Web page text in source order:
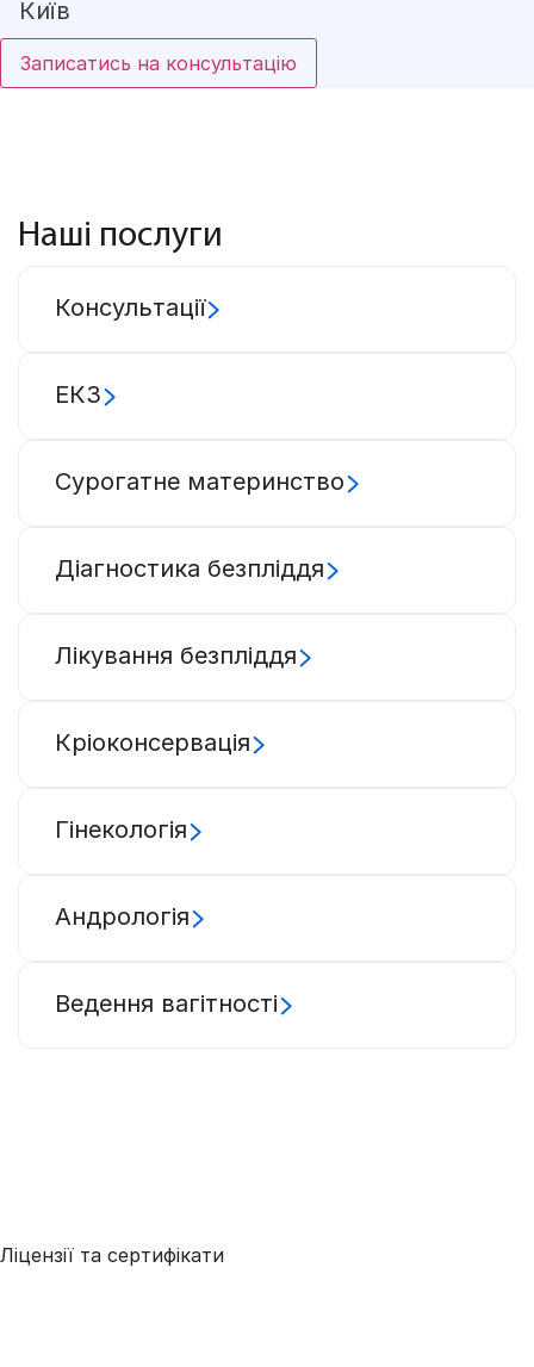
Записатись на консультацію
Наші послуги
Консультації
ЕКЗ
Сурогатне материнство
Діагностика безпліддя
Лікування безпліддя
Кріоконсервація
Гінекологія
Андрологія
Ведення вагітності
Ліцензії та сертифікати